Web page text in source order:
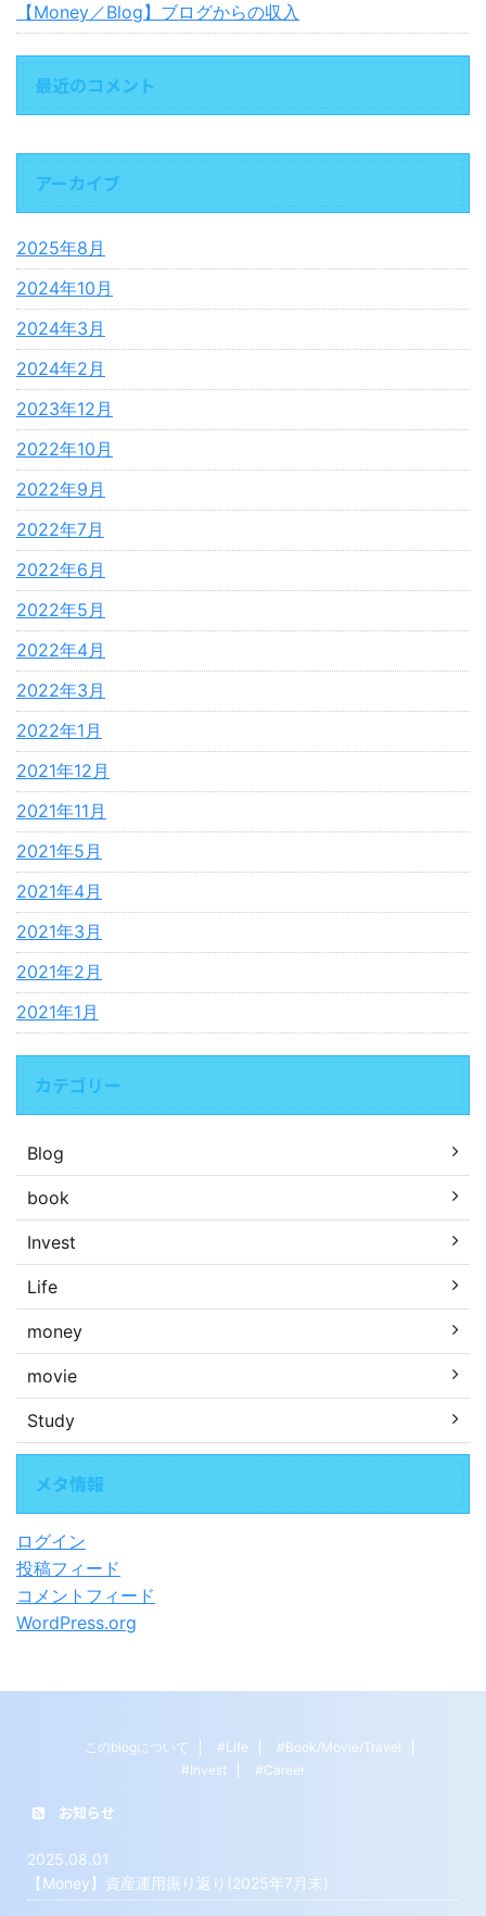
【Money／Blog】ブログからの収入
最近のコメント
アーカイブ
2025年8月
2024年10月
2024年3月
2024年2月
2023年12月
2022年10月
2022年9月
2022年7月
2022年6月
2022年5月
2022年4月
2022年3月
2022年1月
2021年12月
2021年11月
2021年5月
2021年4月
2021年3月
2021年2月
2021年1月
カテゴリー
Blog
book
Invest
Life
money
movie
Study
メタ情報
ログイン
投稿フィード
コメントフィード
WordPress.org
このblogについて #Life
#Book/Movie/Travel
#Invest
#Career
お知らせ
2025.08.01
【Money】資産運用振り返り(2025年7月末)